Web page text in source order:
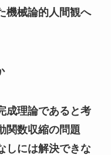
機械論的人間観へ
成理論であると考
関数収縮の問題
しには解決できな